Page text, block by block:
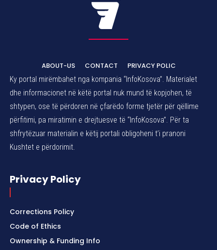
ABOUT-US CONTACT
PRIVACY POLIC
Ky portal mirëmbahet nga kompania “InfoKosova”. Materialet
dhe informacionet në këtë portal nuk mund të kopjohen, të
shtypen, ose të përdoren në çfarëdo forme tjetër për qëllime
përfitimi, pa miratimin e drejtuesve të “InfoKosova”. Për ta
shfrytëzuar materialin e këtij portali obligoheni t’i pranoni
Kushtet e përdorimit.
Privacy Policy
Corrections Policy
Code of Ethics
Ownership & Funding Info